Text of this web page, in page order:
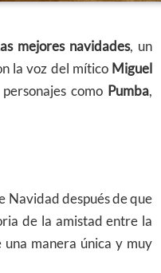
mejores navidades, un
la voz del mítico Miguel
como Pumba,
Navidad después de que
de la amistad entre la
manera única y muy